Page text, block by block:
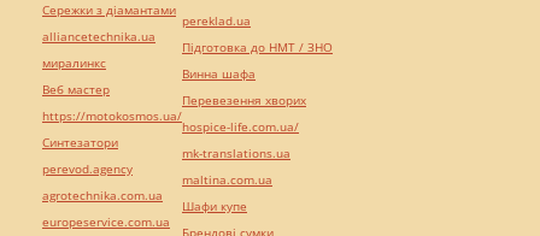
Сережки з діамантами
alliancetechnika.ua
миралинкс
Веб мастер
https://motokosmos.ua/
Синтезатори
perevod.agency
agrotechnika.com.ua
europeservice.com.ua
pereklad.ua
Підготовка до НМТ / ЗНО
Винна шафа
Перевезення хворих
hospice-life.com.ua/
mk-translations.ua
maltina.com.ua
Шафи купе